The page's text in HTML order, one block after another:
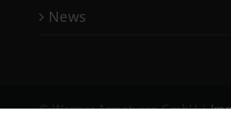
News
© Wagner Armaturen GmbH |